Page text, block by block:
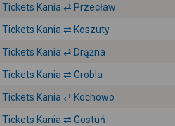
Tickets Kania ⇄ Przecław
Tickets Kania ⇄ Koszuty
Tickets Kania ⇄ Drążna
Tickets Kania ⇄ Grobla
Tickets Kania ⇄ Kochowo
Tickets Kania ⇄ Gostuń